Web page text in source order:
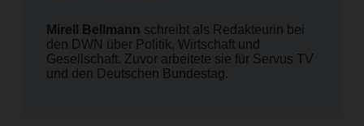
Mirell Bellmann schreibt als Redakteurin bei
den DWN über Politik, Wirtschaft und
Gesellschaft. Zuvor arbeitete sie für Servus TV
und den Deutschen Bundestag.